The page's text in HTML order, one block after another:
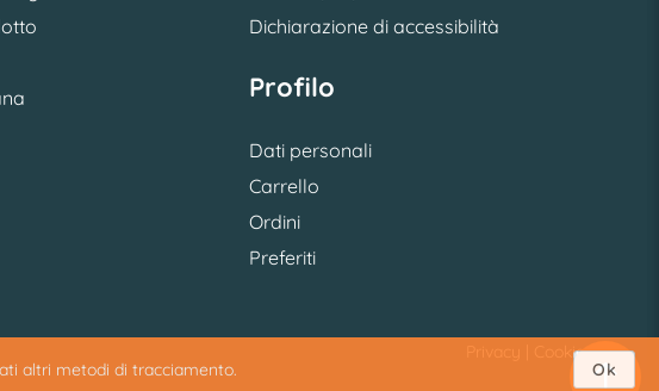
altri metodi di tracciamento.
Ok
Dichiarazione di accessibilità
Profilo
Dati personali
Carrello
Ordini
Preferiti
Cookie